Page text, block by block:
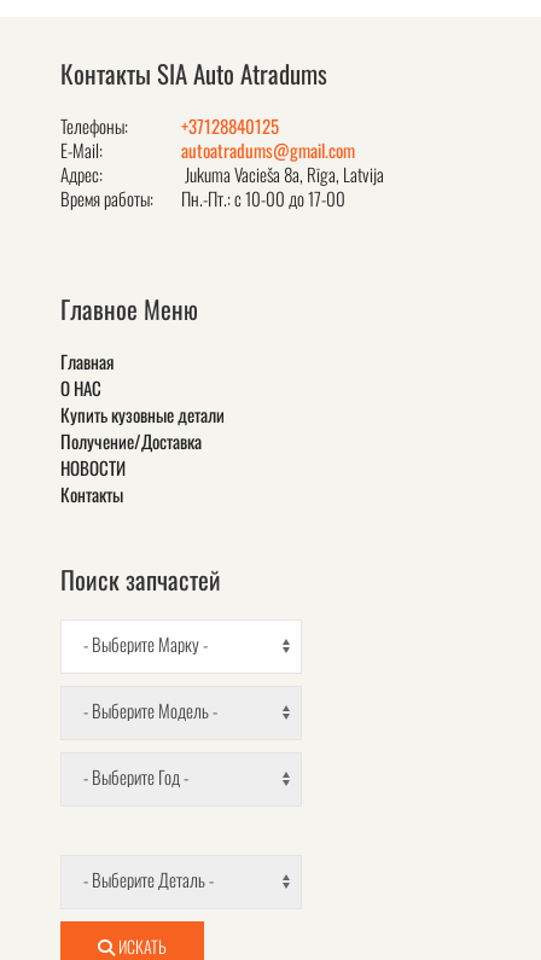
Контакты SIA Auto Atradums
Телефоны:
+37128840125
E-Mail:
autoatradums@gmail.com
Адрес:
Jukuma Vacieša 8a, Rīga, Latvija
Время работы:
Пн.-Пт.: с 10-00 до 17-00
Главное Меню
Главная
О НАС
Купить кузовные детали
Получение/Доставка
НОВОСТИ
Контакты
Поиск запчастей
- Выберите Марку -
- Выберите Модель -
- Выберите Год -
- Выберите Деталь -
ИСКАТЬ